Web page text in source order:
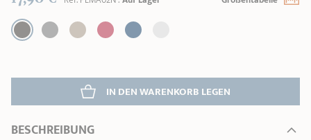
LEGEN
BESCHREIBUNG